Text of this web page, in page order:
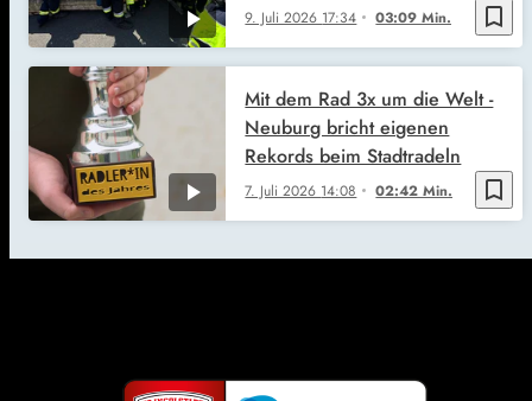
bookmark_border
9. Juli 2026 17:34 03:09 Min.
bookmark_border
7. Juli 2026 14:08 02:42 Min.
Mit dem Rad 3x um die Welt -
Neuburg bricht eigenen
Rekords beim Stadtradeln